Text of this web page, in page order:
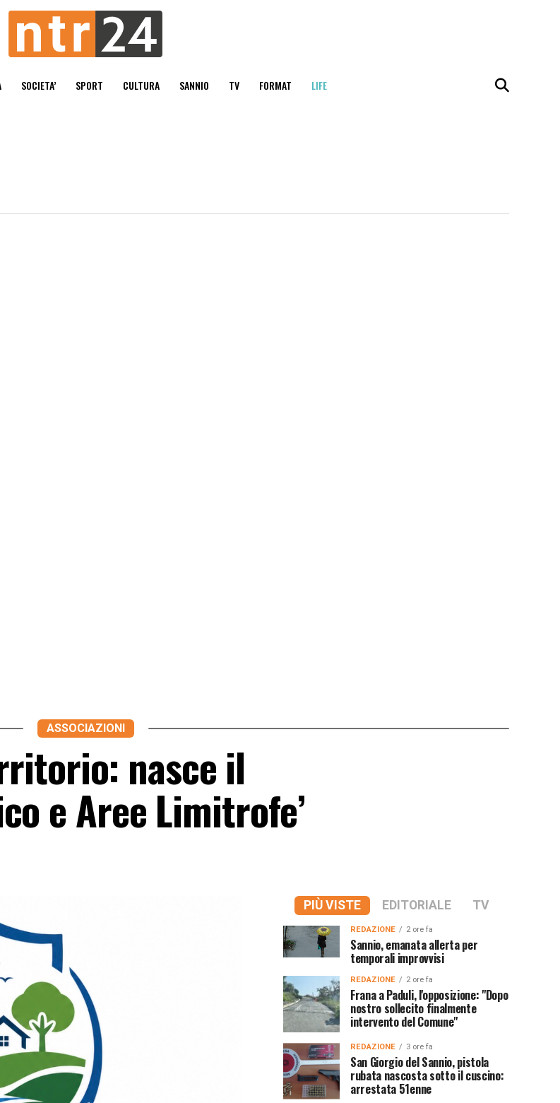
SOCIETA’ SPORT CULTURA SANNIO TV FORMAT LIFE
ASSOCIAZIONI
nasce il
e Aree Limitrofe’
PIÙ VISTE EDITORIALE TV
REDAZIONE 2 ore fa
Sannio, emanata allerta per
temporali improvvisi
REDAZIONE 2 ore fa
Frana a Paduli, l'opposizione: "Dopo
nostro sollecito finalmente
intervento del Comune"
REDAZIONE 3 ore fa
San Giorgio del Sannio, pistola
rubata nascosta sotto il cuscino:
arrestata 51enne